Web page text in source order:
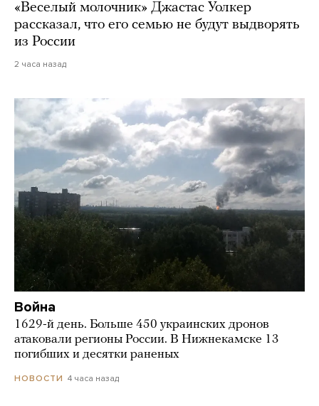
«Веселый молочник» Джастас Уолкер
рассказал, что его семью не будут выдворять
из России
2 часа назад
Война
1629-й день. Больше 450 украинских дронов
атаковали регионы России. В Нижнекамске 13
погибших и десятки раненых
НОВОСТИ 4 часа назад